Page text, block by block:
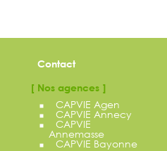
Contact
Nos agences
CAPVIE Agen
CAPVIE Annecy
CAPVIE
Annemasse
CAPVIE Bayonne